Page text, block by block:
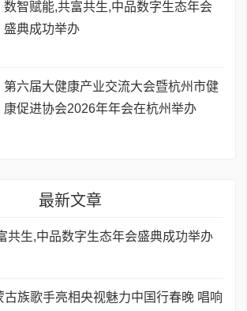
数智赋能,共富共生,中品数字生态年会
盛典成功举办
第六届大健康产业交流大会暨杭州市健
康促进协会2026年年会在杭州举办
最新文章
共生,中品数字生态年会盛典成功举办
古族歌手亮相央视魅力中国行春晚 唱响